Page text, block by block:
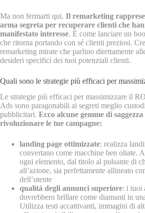
Ma non fermarti qui. Il remarketing
arma segreta per recuperare clienti che
manifestato interesse. È come lanciare un
che ritorna portando con sé clienti preziosi.
remarketing mirate che parlino direttamente
desideri specifici dei tuoi potenziali clienti.
Quali sono le strategie più efficaci per
Le strategie più efficaci per massimizzare il
Ads sono paragonabili ai segreti meglio
pubblicitari. Ecco alcune gemme di saggezza
rivoluzionare le tue campagne:
landing page ottimizzate: realizza
convertano come macchine ben oliate.
ogni elemento, dal titolo al pulsante di
all’azione, sia perfettamente allineato
dell’utente
qualità degli annunci superiore: i tuoi
dovrebbero brillare come diamanti in
Utilizza testi accattivanti, immagini di